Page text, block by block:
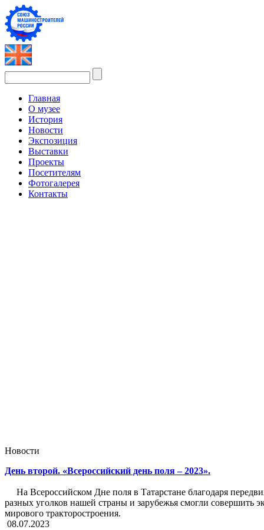
Главная
О музее
История
Новости
Экспозиция
Выставки
Проекты
Посетителям
Фотогалерея
Контакты
Новости
День второй. «Всероссийский день поля – 2023».
На Всероссийском Дне поля в Татарстане благодаря
разных уголков нашей страны и зарубежья смогли совершить
мирового тракторостроения.
08.07.2023